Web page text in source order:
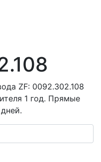
ZF: 0092.302.108
1 год. Прямые